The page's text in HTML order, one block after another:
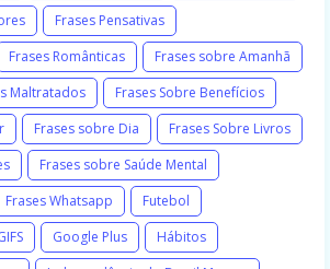
Frases Pensativas
Frases Românticas
Frases sobre Amanhã
Maltratados
Frases Sobre Benefícios
Frases sobre Dia
Frases Sobre Livros
Frases sobre Saúde Mental
Frases Whatsapp
Futebol
Google Plus
Hábitos